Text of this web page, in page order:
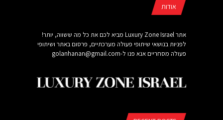
אודות
אתר Luxury Zone Israel מביא לכם את כל מה ששווה, יותר!
לפניות בנושאי שיתופי פעולה מערכתיים, פרסום באתר ושיתופי
פעולה מסחריים אנא פנו ל-golanhanan@gmail.com